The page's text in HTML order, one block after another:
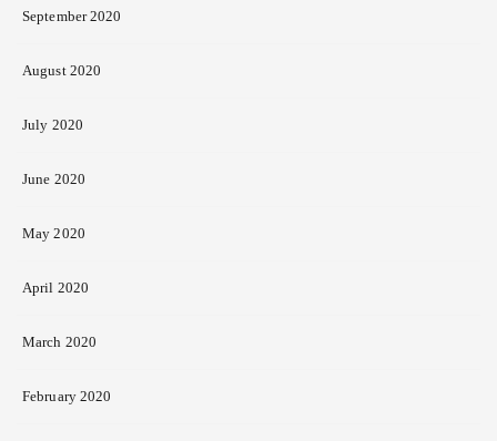
September 2020
August 2020
July 2020
June 2020
May 2020
April 2020
March 2020
February 2020